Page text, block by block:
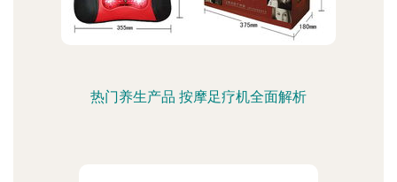
热门养生产品 按摩足疗机全面解析